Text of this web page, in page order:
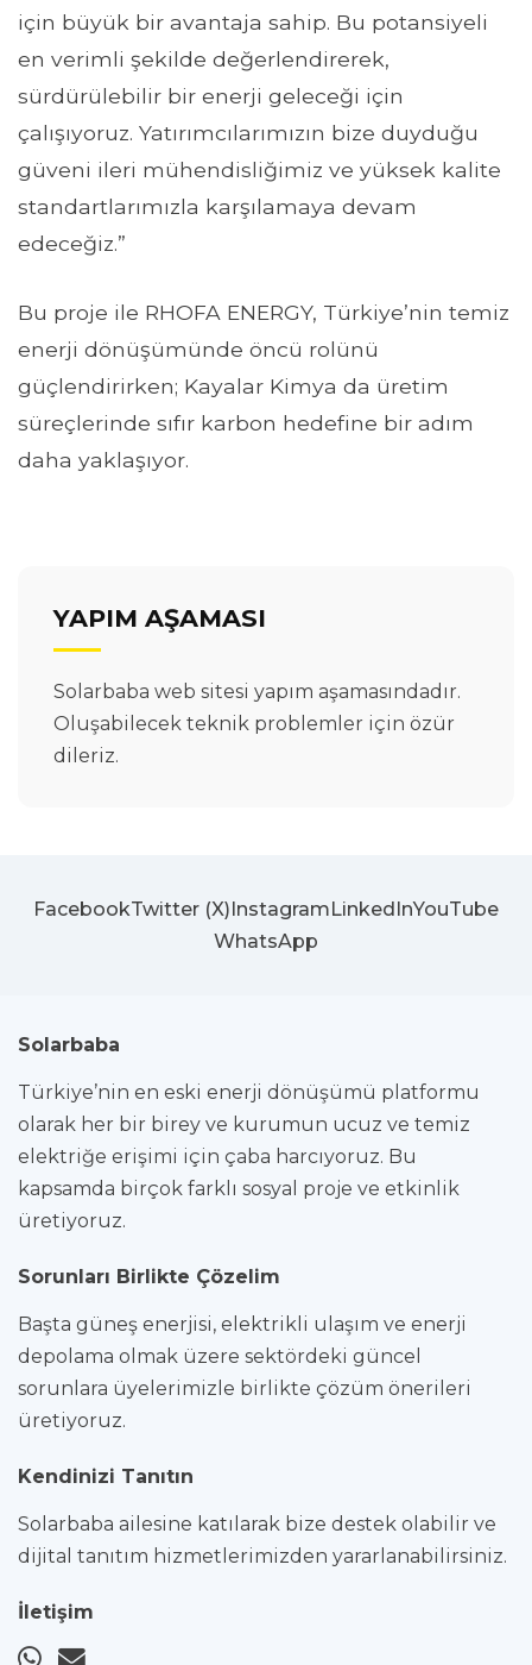
için büyük bir avantaja sahip. Bu potansiyeli
en verimli şekilde değerlendirerek,
sürdürülebilir bir enerji geleceği için
çalışıyoruz. Yatırımcılarımızın bize duyduğu
güveni ileri mühendisliğimiz ve yüksek kalite
standartlarımızla karşılamaya devam
edeceğiz.”
Bu proje ile RHOFA ENERGY, Türkiye’nin temiz
enerji dönüşümünde öncü rolünü
güçlendirirken; Kayalar Kimya da üretim
süreçlerinde sıfır karbon hedefine bir adım
daha yaklaşıyor.
YAPIM AŞAMASI
Solarbaba web sitesi yapım aşamasındadır.
Oluşabilecek teknik problemler için özür
dileriz.
FacebookTwitter (X)InstagramLinkedInYouTube
WhatsApp
Solarbaba
Türkiye’nin en eski enerji dönüşümü platformu
olarak her bir birey ve kurumun ucuz ve temiz
elektriğe erişimi için çaba harcıyoruz. Bu
kapsamda birçok farklı sosyal proje ve etkinlik
üretiyoruz.
Sorunları Birlikte Çözelim
Başta güneş enerjisi, elektrikli ulaşım ve enerji
depolama olmak üzere sektördeki güncel
sorunlara üyelerimizle birlikte çözüm önerileri
üretiyoruz.
Kendinizi Tanıtın
Solarbaba ailesine katılarak bize destek olabilir ve
dijital tanıtım hizmetlerimizden yararlanabilirsiniz.
İletişim